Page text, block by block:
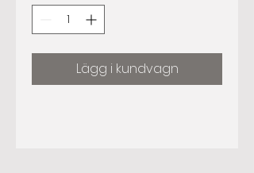
Lägg i kundvagn